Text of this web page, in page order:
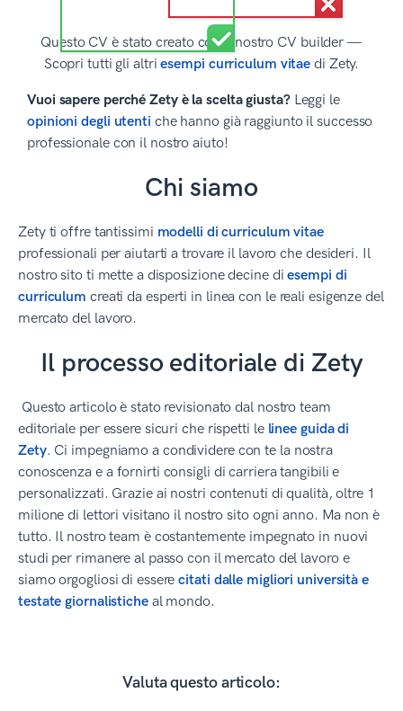
Questo CV è stato creato con il nostro CV builder —
Scopri tutti gli altriesempi curriculum vitae di Zety.
Vuoi sapere perché Zety è la scelta giusta?Leggi le
opinioni degli utenti che hanno già raggiunto il successo
professionale con il nostro aiuto!
Chi siamo
Zety ti offre tantissimi modelli di curriculum vitae
professionali per aiutarti a trovare il lavoro che desideri. Il
nostro sito ti mette a disposizione decine diesempi di
curriculum creati da esperti in linea con le reali esigenze del
mercato del lavoro.
Il processo editoriale di Zety
Questo articolo è stato revisionato dal nostro team
editoriale per essere sicuri che rispetti le linee guida di
Zety. Ci impegniamo a condividere con te la nostra
conoscenza e a fornirti consigli di carriera tangibili e
personalizzati. Grazie ai nostri contenuti di qualità, oltre 1
milione di lettori visitano il nostro sito ogni anno. Ma non è
tutto. Il nostro team è costantemente impegnato in nuovi
studi per rimanere al passo con il mercato del lavoro e
siamo orgogliosi di esserecitati dalle migliori università e
testate giornalisticheal mondo.
Valuta questo articolo: